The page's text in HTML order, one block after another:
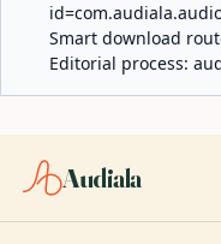
Smart download
Editorial process:
Audiala